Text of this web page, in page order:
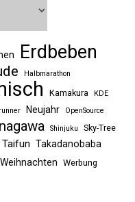
Erdbeben
Halbmarathon
Kamakura KDE
Neujahr
OpenSource
Shinjuku Sky-Tree
Taifun Takadanobaba
Weihnachten Werbung